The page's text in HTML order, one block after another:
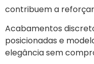
contribuem a
Acabamentos
posicionadas e
elegância sem